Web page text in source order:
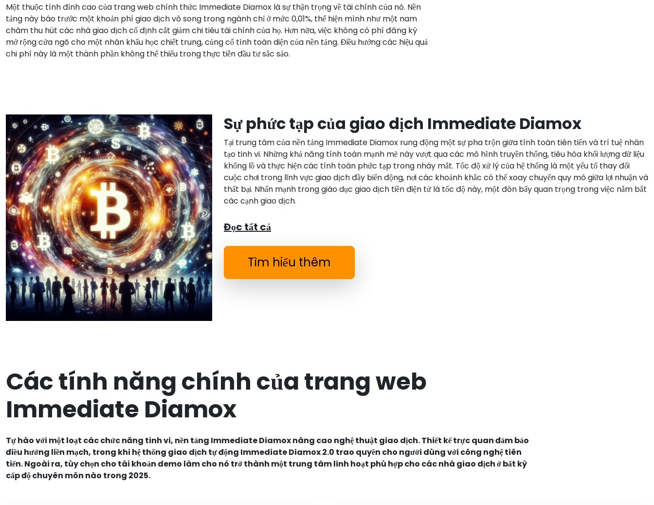
Một thuộc tính đỉnh cao của trang web chính thức Immediate Diamox là sự thận trọng về tài chính của nó. Nền
tảng này báo trước một khoản phí giao dịch vô song trong ngành chỉ ở mức 0,01%, thể hiện mình như một nam
châm thu hút các nhà giao dịch cố định cắt giảm chi tiêu tài chính của họ. Hơn nữa, việc không có phí đăng ký
mở rộng cửa ngõ cho một nhân khẩu học chiết trung, củng cố tính toàn diện của nền tảng. Điều hướng các hiệu quả
chi phí này là một thành phần không thể thiếu trong thực tiễn đầu tư sắc sảo.
Sự phức tạp của giao dịch Immediate Diamox
Tại trung tâm của nền tảng Immediate Diamox rung động một sự pha trộn giữa tính toán tiên tiến và trí tuệ nhân
tạo tinh vi. Những khả năng tính toán mạnh mẽ này vượt qua các mô hình truyền thống, tiêu hóa khối lượng dữ liệu
khổng lồ và thực hiện các tính toán phức tạp trong nháy mắt. Tốc độ xử lý của hệ thống là một yếu tố thay đổi
cuộc chơi trong lĩnh vực giao dịch đầy biến động, nơi các khoảnh khắc có thể xoay chuyển quy mô giữa lợi nhuận và
thất bại. Nhấn mạnh trong giáo dục giao dịch tiền điện tử là tốc độ này, một đòn bẩy quan trọng trong việc nắm bắt
các cạnh giao dịch.
Đọc tất cả
Tìm hiểu thêm
Các tính năng chính của trang web
Immediate Diamox
Tự hào với một loạt các chức năng tinh vi, nền tảng Immediate Diamox nâng cao nghệ thuật giao dịch. Thiết kế trực quan đảm bảo
điều hướng liền mạch, trong khi hệ thống giao dịch tự động Immediate Diamox 2.0 trao quyền cho người dùng với công nghệ tiên
tiến. Ngoài ra, tùy chọn cho tài khoản demo làm cho nó trở thành một trung tâm linh hoạt phù hợp cho các nhà giao dịch ở bất kỳ
cấp độ chuyên môn nào trong 2025.